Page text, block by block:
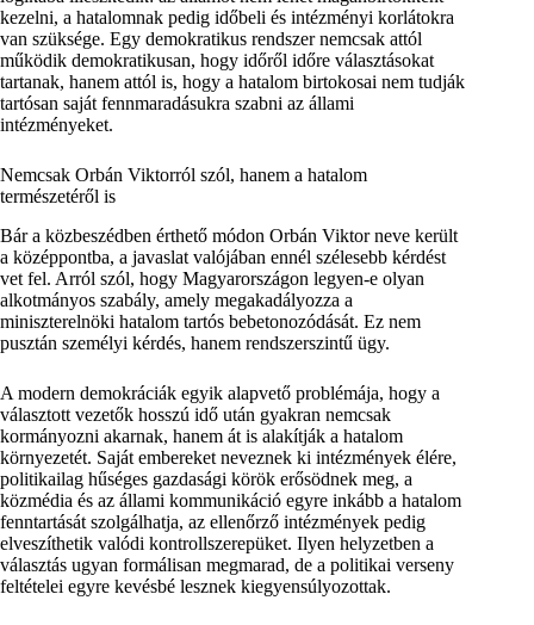
kezelni, a hatalomnak pedig időbeli és intézményi korlátokra
van szüksége. Egy demokratikus rendszer nemcsak attól
működik demokratikusan, hogy időről időre választásokat
tartanak, hanem attól is, hogy a hatalom birtokosai nem tudják
tartósan saját fennmaradásukra szabni az állami
intézményeket.
Nemcsak Orbán Viktorról szól, hanem a hatalom
természetéről is
Bár a közbeszédben érthető módon Orbán Viktor neve került
a középpontba, a javaslat valójában ennél szélesebb kérdést
vet fel. Arról szól, hogy Magyarországon legyen-e olyan
alkotmányos szabály, amely megakadályozza a
miniszterelnöki hatalom tartós bebetonozódását. Ez nem
pusztán személyi kérdés, hanem rendszerszintű ügy.
A modern demokráciák egyik alapvető problémája, hogy a
választott vezetők hosszú idő után gyakran nemcsak
kormányozni akarnak, hanem át is alakítják a hatalom
környezetét. Saját embereket neveznek ki intézmények élére,
politikailag hűséges gazdasági körök erősödnek meg, a
közmédia és az állami kommunikáció egyre inkább a hatalom
fenntartását szolgálhatja, az ellenőrző intézmények pedig
elveszíthetik valódi kontrollszerepüket. Ilyen helyzetben a
választás ugyan formálisan megmarad, de a politikai verseny
feltételei egyre kevésbé lesznek kiegyensúlyozottak.